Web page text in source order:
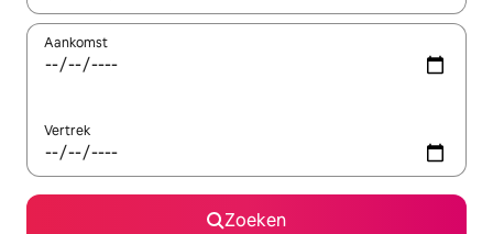
Aankomst
Vertrek
Zoeken